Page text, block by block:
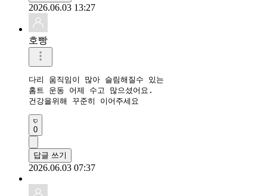
2026.06.03 13:27
호빵
다리 움직임이 많아 슬림해질수 있는
홈트 운동 어제 수고 많으셨어요.
건강을위해 꾸준히 이어주세요
0
답글 쓰기
2026.06.03 07:37